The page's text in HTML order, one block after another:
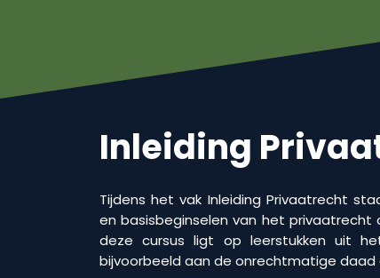
Inleiding
Tijdens het vak Inleiding Privaatrecht
en basisbeginselen van het privaatrecht
deze cursus ligt op leerstukken uit
bijvoorbeeld aan de onrechtmatige daad